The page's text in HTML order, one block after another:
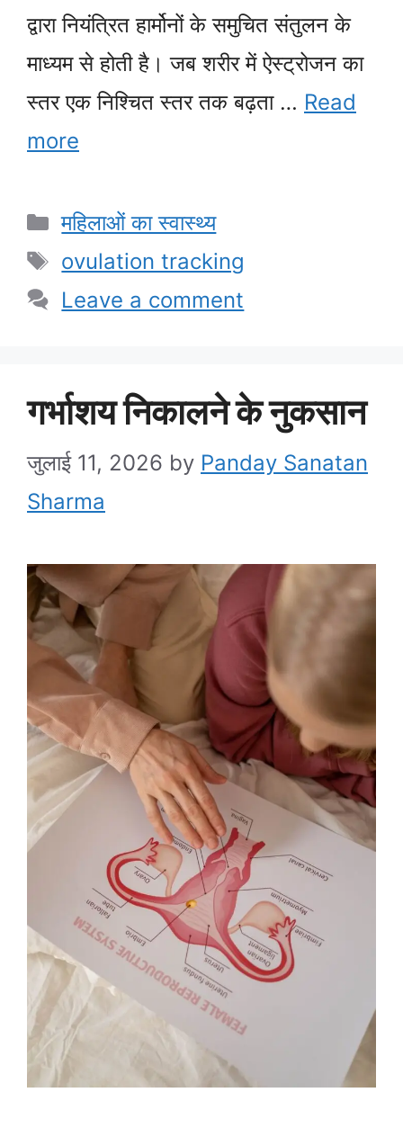
द्वारा नियंत्रित हार्मोनों के समुचित संतुलन के
माध्यम से होती है। जब शरीर में ऐस्ट्रोजन का
स्तर एक निश्चित स्तर तक बढ़ता … Read
more
Categories
महिलाओं का स्वास्थ्य
Tags
ovulation tracking
Leave a comment
गर्भाशय निकालने के नुकसान
जुलाई 11, 2026 by Panday Sanatan
Sharma